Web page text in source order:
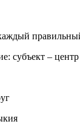
субъект – центр
Коми а.
округ б.
в.